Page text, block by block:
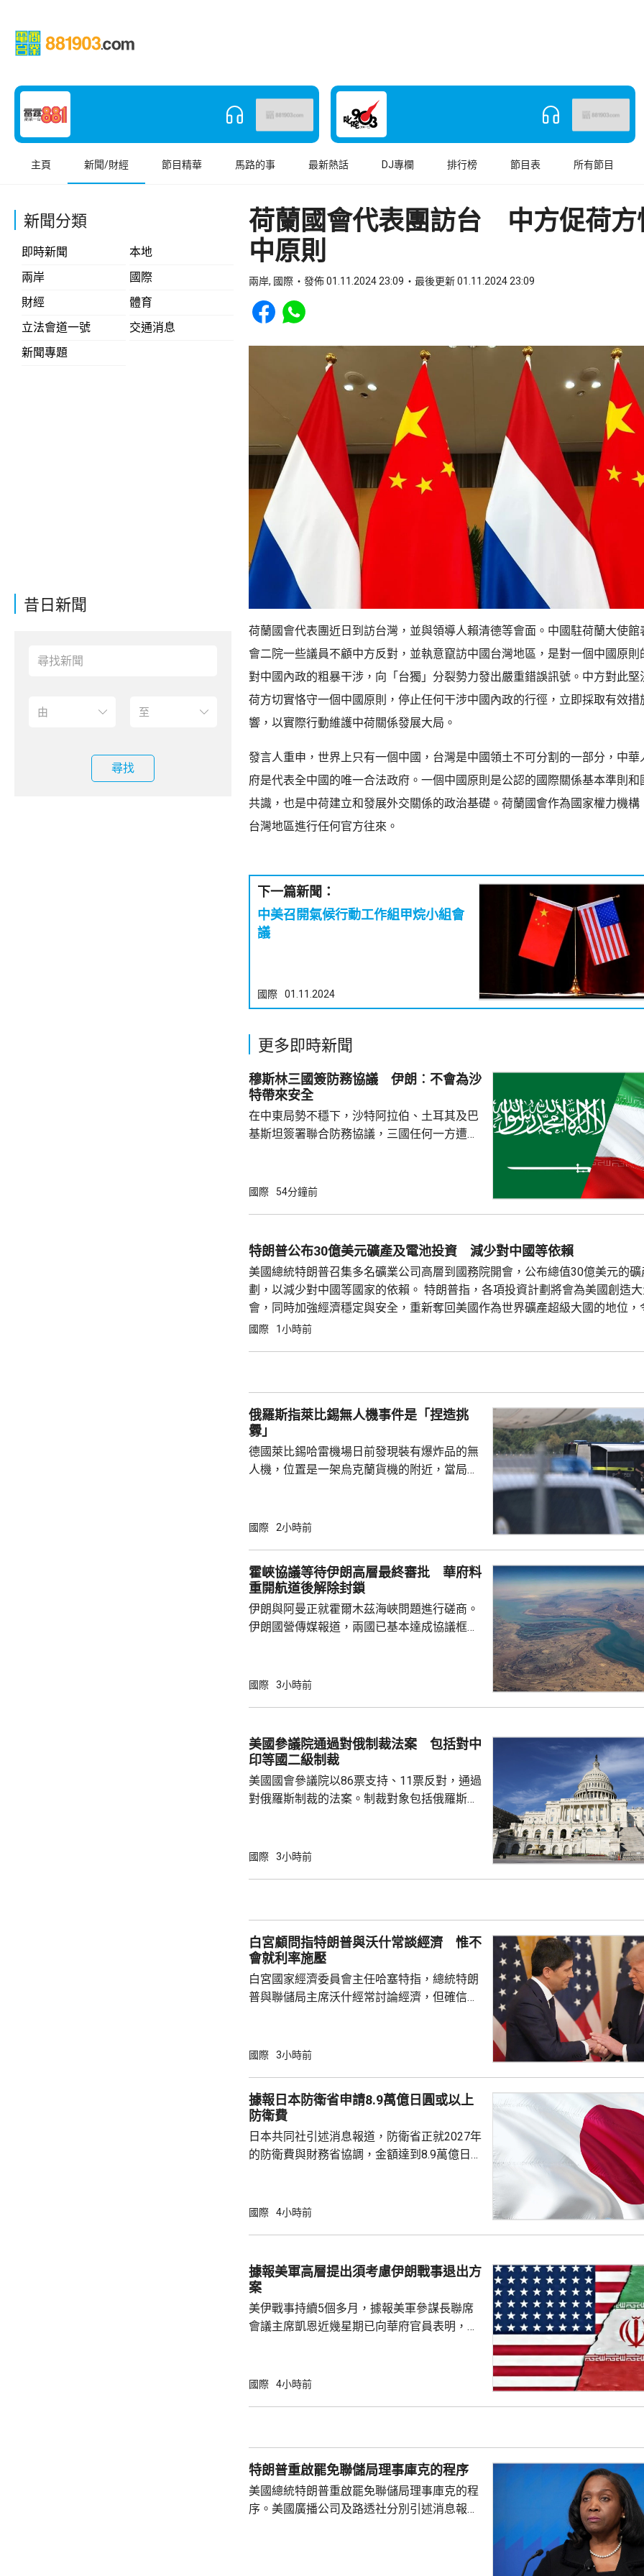
主頁 新聞/財經 節目精華 馬路的事 最新熱話 DJ專欄 排行榜 節目表 所有節目
新聞分類
即時新聞
本地
兩岸
國際
財經
體育
立法會道一號
交通消息
新聞專題
昔日新聞
尋找
荷蘭國會代表團訪台 中方促荷方
中原則
兩岸, 國際 發佈 01.11.2024 23:09 最後更新 01.11.2024 23:09
Share to Facebook
Share to WhatsApp
荷蘭國會代表團近日到訪台灣，並與領導人賴清德等會面。中國駐荷蘭大使館
會二院一些議員不顧中方反對，並執意竄訪中國台灣地區，是對一個中國原則
對中國內政的粗暴干涉，向「台獨」分裂勢力發出嚴重錯誤訊號。中方對此堅
荷方切實恪守一個中國原則，停止任何干涉中國內政的行徑，立即採取有效措
響，以實際行動維護中荷關係發展大局。
發言人重申，世界上只有一個中國，台灣是中國領土不可分割的一部分，中華
府是代表全中國的唯一合法政府。一個中國原則是公認的國際關係基本準則和
共識，也是中荷建立和發展外交關係的政治基礎。荷蘭國會作為國家權力機構
台灣地區進行任何官方往來。
下一篇新聞：
中美召開氣候行動工作組甲烷小組會
議
國際 01.11.2024
更多即時新聞
穆斯林三國簽防務協議 伊朗︰不會為沙
特帶來安全
在中東局勢不穩下，沙特阿拉伯、土耳其及巴
基斯坦簽署聯合防務協議，三國任何一方遭受
伊朗支持的也門胡塞武裝攻擊。有沙特官員表
和土耳其介入，令戰事急劇擴大。 區內多個國
家和伊斯蘭合作組織都表示歡迎協議。不過伊
朗議會的國家安全與外交政策委員會...
國際 54分鐘前
特朗普公布30億美元礦產及電池投資 減少對中國等依賴
美國總統特朗普召集多名礦業公司高層到國務院開會，公布總值30億美元的
劃，以減少對中國等國家的依賴。 特朗普指，各項投資計劃將會為美國創造
會，同時加強經濟穩定與安全，重新奪回美國作為世界礦產超級大國的地位，
再依賴敵對的國家獲得資源。 投資計劃包括向當地一間電池材料公司提供14
國際 1小時前
俄羅斯指萊比錫無人機事件是「捏造挑
釁」
德國萊比錫哈雷機場日前發現裝有爆炸品的無
人機，位置是一架烏克蘭貨機的附近，當局認
德國大使館事隔兩日後聲明，指事件是捏造的
緒，對此表示關切。 德國總理默茨星期五就事
件召開國家安全委員會會議，將同內政部長多
布林特及其他閣員保持密切接觸。
國際 2小時前
霍峽協議等待伊朗高層最終審批 華府料
重開航道後解除封鎖
伊朗與阿曼正就霍爾木茲海峽問題進行磋商。
伊朗國營傳媒報道，兩國已基本達成協議框
取得進展，可能於未來數日敲定協議，如果能
鎖；但官員重申，美國不會接受任何容許伊朗
向船隻收費，或以任何方式干擾船舶的協議。
美軍中央司令部公布，自上月中恢復對...
國際 3小時前
美國參議院通過對俄制裁法案 包括對中
印等國二級制裁
美國國會參議院以86票支持、11票反對，通過
對俄羅斯制裁的法案。制裁對象包括俄羅斯總
徵收最高500%的關稅，以及對5個進口最多俄
決，獲通過後再交總統特朗普簽署生效。 烏克
蘭表示歡迎和感謝。總統澤連...
國際 3小時前
白宮顧問指特朗普與沃什常談經濟 惟不
會就利率施壓
白宮國家經濟委員會主任哈塞特指，總統特朗
普與聯儲局主席沃什經常討論經濟，但確信特
什和特朗普長期以來關係非常密切，一直會討
見，令外界質疑特朗普可能試圖影響聯儲局決
策。不過日程顯示，沃什6月沒與特朗普通話
或會談，只是與財長貝森特進行三次早餐
會，...
國際 3小時前
據報日本防衛省申請8.9萬億日圓或以上
防衛費
日本共同社引述消息報道，防衛省正就2027年
的防衛費與財務省協調，金額達到8.9萬億日
三份安保文件的修訂內容，實際數字可能會進
於應對新型作戰方式，包括大量採購攔截無人
機、為自衛隊指揮系統引入人工智能技術等。
預算的另一個重點，是部署用於...
國際 4小時前
據報美軍高層提出須考慮伊朗戰事退出方
案
美伊戰事持續5個多月，據報美軍參謀長聯席
會議主席凱恩近幾星期已向華府官員表明，單
果，認為美國必須有退出戰事的方案。 美國有
彈藥庫存大減，影響應對伊朗反擊的能力，凱
恩與部份華府官員都對特朗普早前提出對伊...
國際 4小時前
特朗普重啟罷免聯儲局理事庫克的程序
美國總統特朗普重啟罷免聯儲局理事庫克的程
序。美國廣播公司及路透社分別引述消息報